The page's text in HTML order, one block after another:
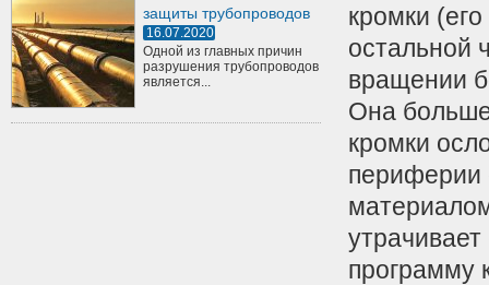
защиты трубопроводов
16.07.2020
Одной из главных причин
разрушения трубопроводов
является...
кромки
остальной
вращении
Она больше
кромки
периферии
программу